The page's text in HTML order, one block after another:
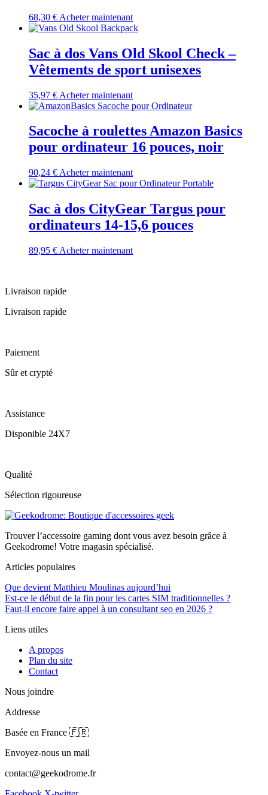
68,30 € Acheter maintenant
Sac à dos Vans Old Skool Check –
Vêtements de sport unisexes
35,97 € Acheter maintenant
Sacoche à roulettes Amazon Basics
pour ordinateur 16 pouces, noir
90,24 € Acheter maintenant
Sac à dos CityGear Targus pour
ordinateurs 14-15,6 pouces
89,95 € Acheter maintenant
Livraison rapide
Livraison rapide
Paiement
Sûr et crypté
Assistance
Disponible 24X7
Qualité
Sélection rigoureuse
Trouver l’accessoire gaming dont vous avez besoin grâce à
Geekodrome! Votre magasin spécialisé.
Articles populaires
Que devient Matthieu Moulinas aujourd’hui
Est-ce le début de la fin pour les cartes SIM traditionnelles ?
Faut-il encore faire appel à un consultant seo en 2026 ?
Liens utiles
A propos
Plan du site
Contact
Nous joindre
Addresse
Basée en France 🇫🇷
Envoyez-nous un mail
contact@geekodrome.fr